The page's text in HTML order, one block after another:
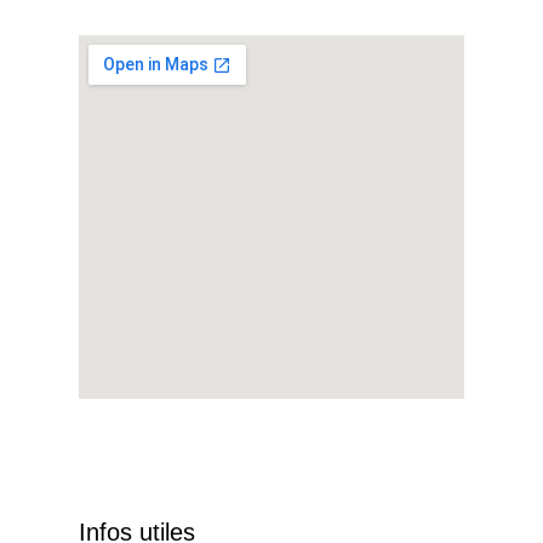
Infos utiles